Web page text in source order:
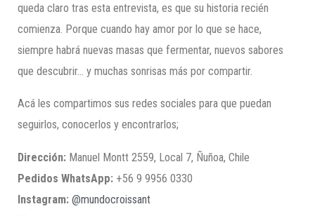
queda claro tras esta entrevista, es que su historia recién
comienza. Porque cuando hay amor por lo que se hace,
siempre habrá nuevas masas que fermentar, nuevos sabores
que descubrir… y muchas sonrisas más por compartir.
Acá les compartimos sus redes sociales para que puedan
seguirlos, conocerlos y encontrarlos;
Dirección: Manuel Montt 2559, Local 7, Ñuñoa, Chile
Pedidos WhatsApp: +56 9 9956 0330
Instagram: @mundocroissant